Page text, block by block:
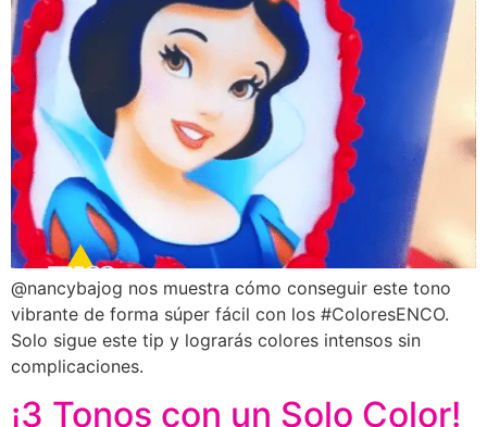
@nancybajog nos muestra cómo conseguir este tono
vibrante de forma súper fácil con los #ColoresENCO.
Solo sigue este tip y lograrás colores intensos sin
complicaciones.
¡3 Tonos con un Solo Color!